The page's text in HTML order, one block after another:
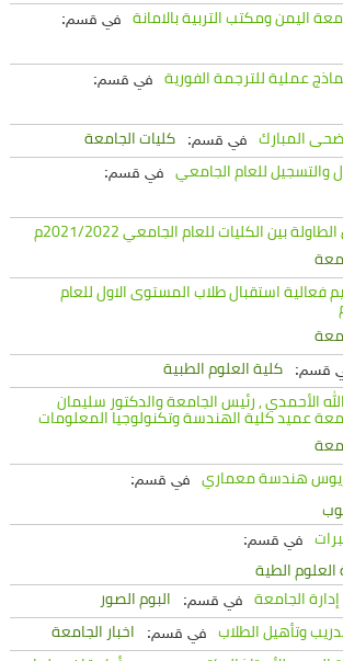
اليمن ومكتب التربية بالامانة
في قسم:
عملية للترجمة الفورية
في قسم:
المبارك
في قسم:
كليات الجامعة
والتسجيل للعام الجامعي
في قسم:
بين الكليات للعام الجامعي 2021/2022م
فعالية استقبال طلاب المستوى الاول للعام
قسم:
كلية العلوم الطبية
الأحمدي , رئيس الجامعة والدكتور سليمان
عميد كلية الهندسة وتكنولوجيا المعلومات
هندسة معماري
في قسم:
في قسم:
العلوم الطية
الجامعة
في قسم:
البوم الصور
وتأهيل الطلاب
في قسم:
اخبار الجامعة